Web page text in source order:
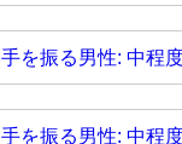
手を振る男性: 中程
手を振る男性: 中程